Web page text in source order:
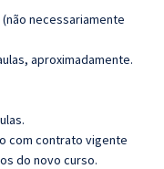
necessariamente
aproximadamente.
com contrato vigente
do novo curso.